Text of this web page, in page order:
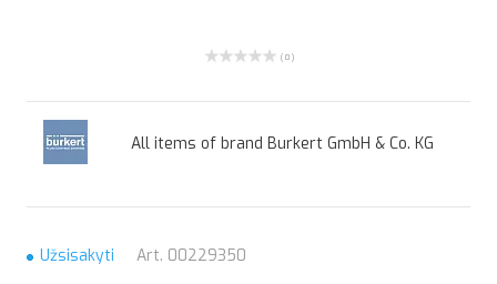
( 0 )
All items of brand Burkert GmbH & Co. KG
Užsisakyti Art. 00229350